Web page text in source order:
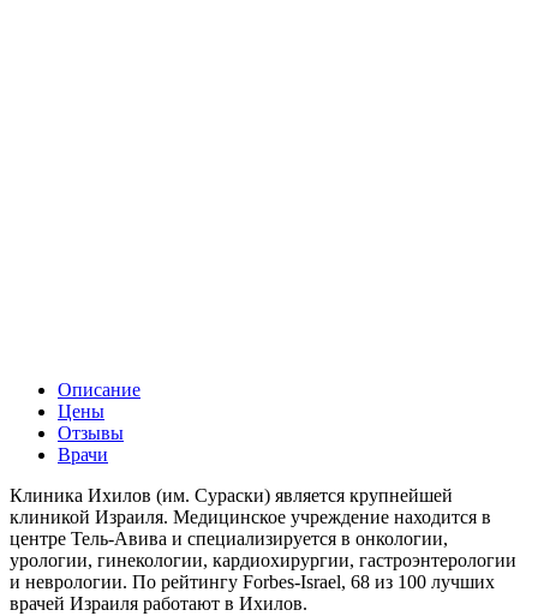
Описание
Цены
Отзывы
Врачи
Клиника Ихилов (им. Сураски) является крупнейшей
клиникой Израиля. Медицинское учреждение находится в
центре Тель-Авива и специализируется в онкологии,
урологии, гинекологии, кардиохирургии, гастроэнтерологии
и неврологии. По рейтингу Forbes-Israel, 68 из 100 лучших
врачей Израиля работают в Ихилов.